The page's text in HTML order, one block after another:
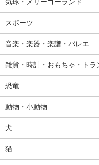
スポーツ
音楽・楽器・楽譜・バレエ
雑貨・時計・おもちゃ・トラ
恐竜
動物・小動物
犬
猫